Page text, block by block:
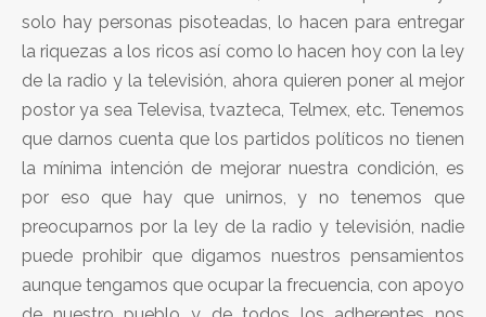
solo hay personas pisoteadas, lo hacen para entregar
la riquezas a los ricos así como lo hacen hoy con la ley
de la radio y la televisión, ahora quieren poner al mejor
postor ya sea Televisa, tvazteca, Telmex, etc. Tenemos
que darnos cuenta que los partidos políticos no tienen
la mínima intención de mejorar nuestra condición, es
por eso que hay que unirnos, y no tenemos que
preocuparnos por la ley de la radio y televisión, nadie
puede prohibir que digamos nuestros pensamientos
aunque tengamos que ocupar la frecuencia, con apoyo